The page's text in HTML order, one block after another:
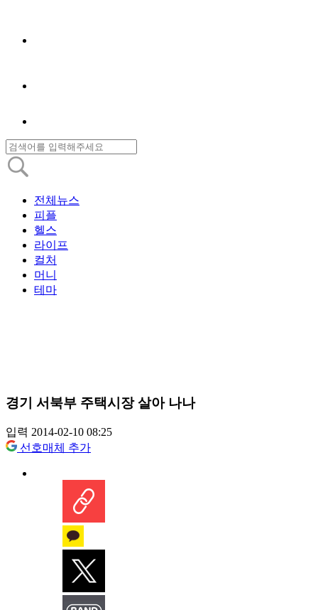
전체뉴스
피플
헬스
라이프
컬처
머니
테마
경기 서북부 주택시장 살아 나나
입력 2014-02-10 08:25
선호매체 추가